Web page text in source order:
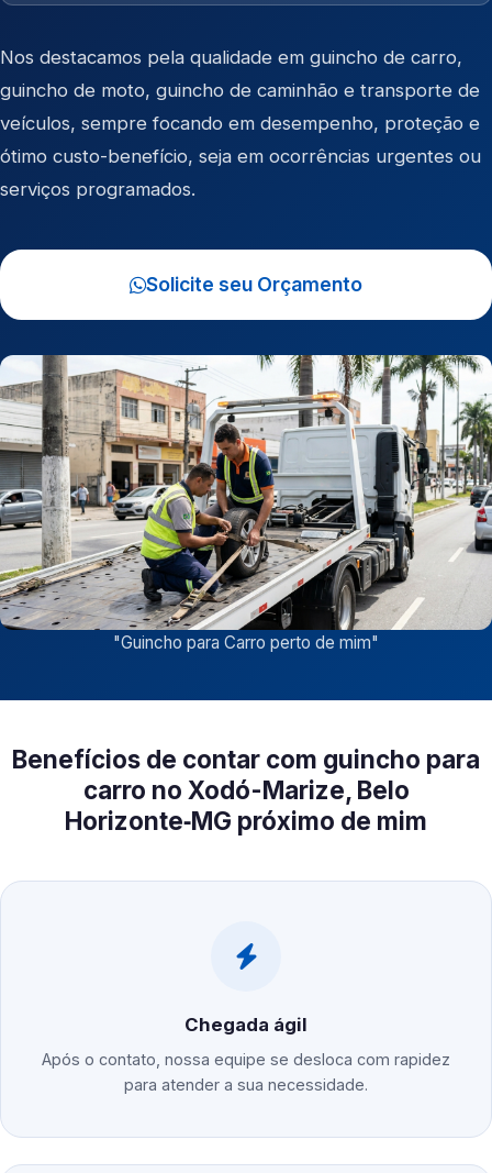
Nos destacamos pela qualidade em guincho de carro,
guincho de moto, guincho de caminhão e transporte de
veículos, sempre focando em desempenho, proteção e
ótimo custo-benefício, seja em ocorrências urgentes ou
serviços programados.
Solicite seu Orçamento
"Guincho para Carro perto de mim"
Benefícios de contar com guincho para
carro no Xodó-Marize, Belo
Horizonte‑MG próximo de mim
Chegada ágil
Após o contato, nossa equipe se desloca com rapidez
para atender a sua necessidade.